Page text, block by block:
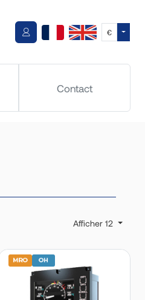
€
Contact
Afficher 12